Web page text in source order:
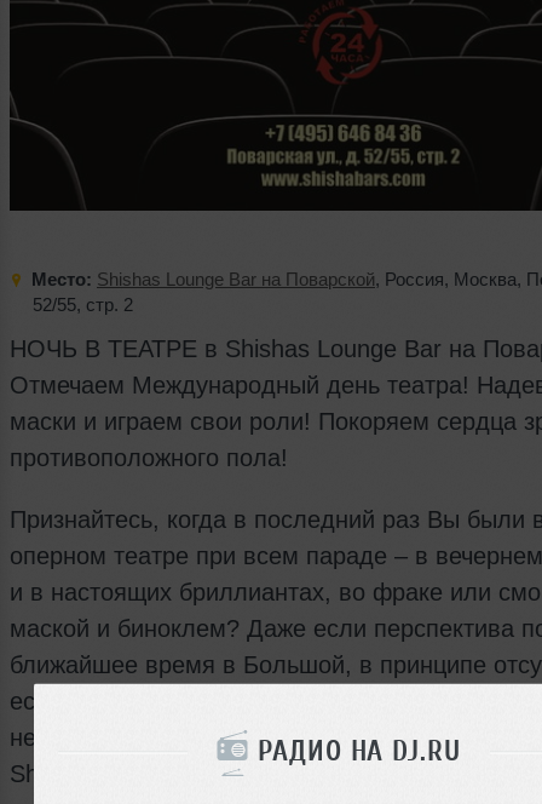
РАДИО НА DJ.RU
Место: Shishas Lounge Bar на Поварской, Россия, Москва,
52/55, стр. 2
НОЧЬ В ТЕАТРЕ в Shishas Lounge Bar на
Отмечаем Международный день театра!
маски и играем свои роли! Покоряем сердца
противоположного пола!
Признайтесь, когда в последний раз Вы были
оперном театре при всем параде – в
и в настоящих бриллиантах, во фраке или
маской и биноклем? Даже если перспектива
ближайшее время в Большой, в принципе
есть выход! Ночь в самом настоящем театре,
несколькими бурными актами, свершится
Shishas Lounge Bar на Поварской!